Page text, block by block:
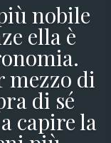
nobile
ella è
mezzo di
di sé
capire la